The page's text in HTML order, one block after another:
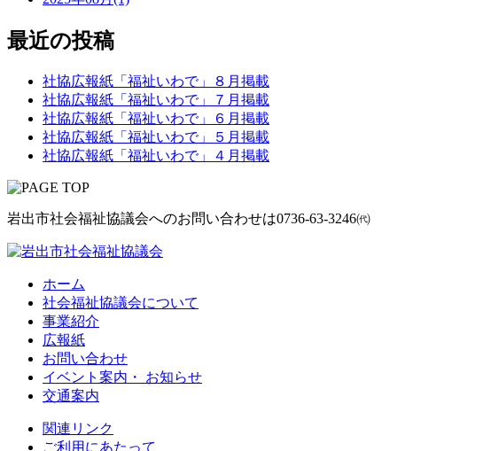
最近の投稿
社協広報紙「福祉いわで」８月掲載
社協広報紙「福祉いわで」７月掲載
社協広報紙「福祉いわで」６月掲載
社協広報紙「福祉いわで」５月掲載
社協広報紙「福祉いわで」４月掲載
岩出市社会福祉協議会へのお問い合わせは0736-63-3246㈹
ホーム
社会福祉協議会について
事業紹介
広報紙
お問い合わせ
イベント案内・ お知らせ
交通案内
関連リンク
ご利用にあたって